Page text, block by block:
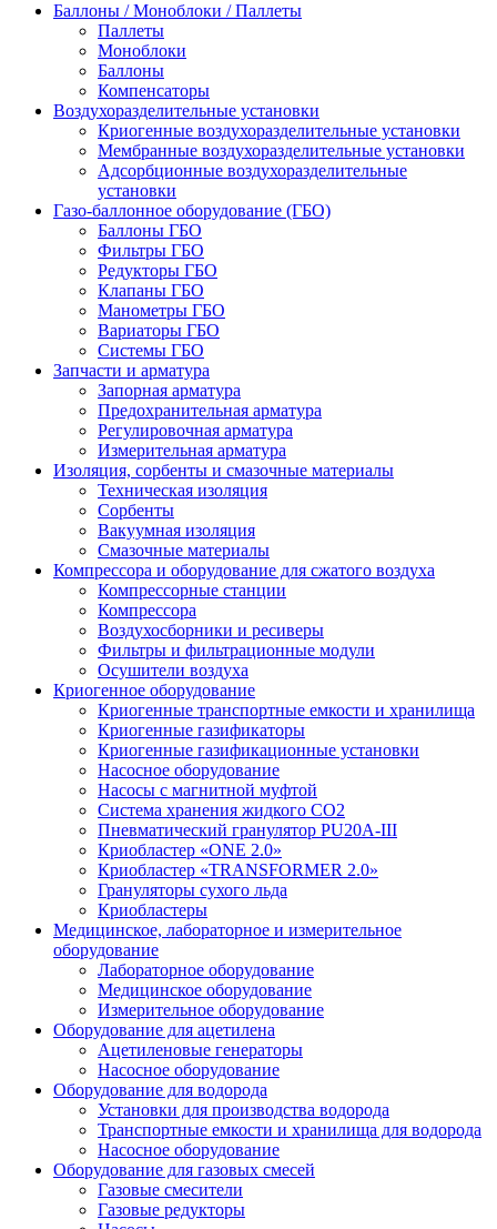
Баллоны / Моноблоки / Паллеты
Паллеты
Моноблоки
Баллоны
Компенсаторы
Воздухоразделительные установки
Криогенные воздухоразделительные установки
Мембранные воздухоразделительные установки
Адсорбционные воздухоразделительные
установки
Газо-баллонное оборудование (ГБО)
Баллоны ГБО
Фильтры ГБО
Редукторы ГБО
Клапаны ГБО
Манометры ГБО
Вариаторы ГБО
Системы ГБО
Запчасти и арматура
Запорная арматура
Предохранительная арматура
Регулировочная арматура
Измерительная арматура
Изоляция, сорбенты и смазочные материалы
Техническая изоляция
Сорбенты
Вакуумная изоляция
Смазочные материалы
Компрессора и оборудование для сжатого воздуха
Компрессорные станции
Компрессора
Воздухосборники и ресиверы
Фильтры и фильтрационные модули
Осушители воздуха
Криогенное оборудование
Криогенные транспортные емкости и хранилища
Криогенные газификаторы
Криогенные газификационные установки
Насосное оборудование
Насосы с магнитной муфтой
Система хранения жидкого CO2
Пневматический гранулятор PU20A-III
Криобластер «ONE 2.0»
Криобластер «TRANSFORMER 2.0»
Грануляторы сухого льда
Криобластеры
Медицинское, лабораторное и измерительное
оборудование
Лабораторное оборудование
Медицинское оборудование
Измерительное оборудование
Оборудование для ацетилена
Ацетиленовые генераторы
Насосное оборудование
Оборудование для водорода
Установки для производства водорода
Транспортные емкости и хранилища для водорода
Насосное оборудование
Оборудование для газовых смесей
Газовые смесители
Газовые редукторы